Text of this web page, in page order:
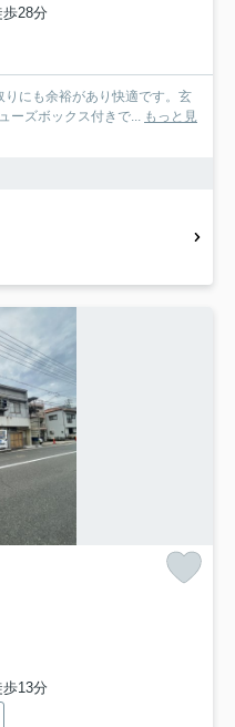
28分
にも余裕があり快適です。玄
ーズボックス付きで...
もっと見
13分